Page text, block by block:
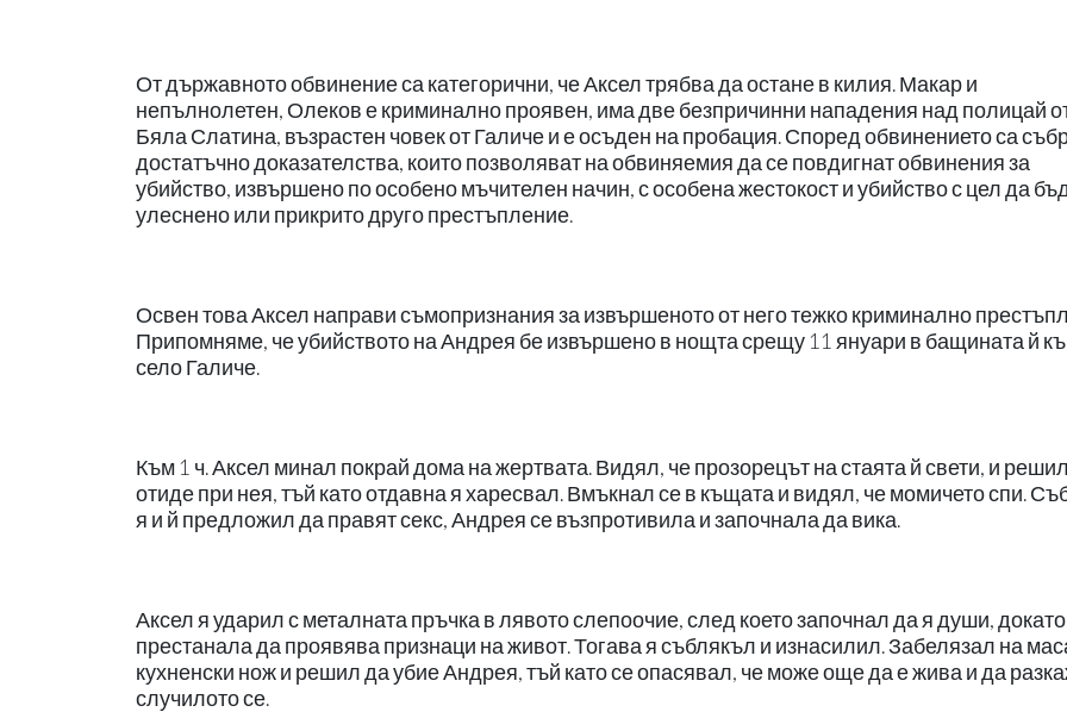
От държавното обвинение са категорични, че Аксел трябва да остане в килия. Макар и
непълнолетен, Олеков е криминално проявен, има две безпричинни нападения над полицай
Бяла Слатина, възрастен човек от Галиче и е осъден на пробация. Според обвинението са
достатъчно доказателства, които позволяват на обвиняемия да се повдигнат обвинения за
убийство, извършено по особено мъчителен начин, с особена жестокост и убийство с цел да
улеснено или прикрито друго престъпление.
Освен това Аксел направи съмопризнания за извършеното от него тежко криминално
Припомняме, че убийството на Андрея бе извършено в нощта срещу 11 януари в бащината й
село Галиче.
Към 1 ч. Аксел минал покрай дома на жертвата. Видял, че прозорецът на стаята й свети, и
отиде при нея, тъй като отдавна я харесвал. Вмъкнал се в къщата и видял, че момичето спи.
я и й предложил да правят секс, Андрея се възпротивила и започнала да вика.
Аксел я ударил с металната пръчка в лявото слепоочие, след което започнал да я души,
престанала да проявява признаци на живот. Тогава я съблякъл и изнасилил. Забелязал на
кухненски нож и решил да убие Андрея, тъй като се опасявал, че може още да е жива и да
случилото се.